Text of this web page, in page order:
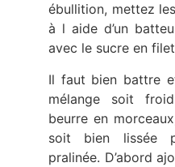
ébullition, mettez
à l aide d’un
avec le sucre en
Il faut bien battre
mélange soit
beurre en
soit bien lissée
pralinée. D’abord